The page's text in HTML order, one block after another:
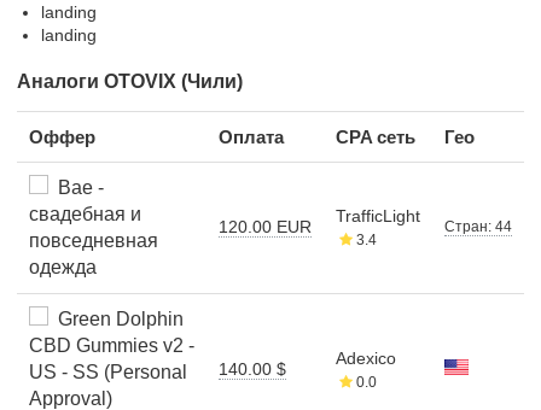
landing
landing
Аналоги OTOVIX (Чили)
Оффер Оплата CPA сеть Гео
Bae -
свадебная и
повседневная
одежда
120.00 EUR
TrafficLight
3.4
Стран: 44
Green Dolphin
CBD Gummies v2 -
US - SS (Personal
Approval)
140.00 $
Adexico
0.0